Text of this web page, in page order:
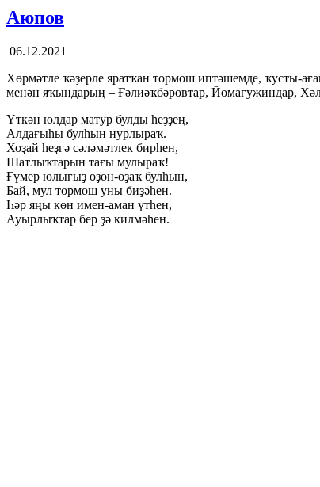
Аюпов
06.12.2021
Хөрмәтле ҡәҙерле яратҡан тормош иптәшемде, ҡусты-
менән яҡындарың – Ғәлиәҡбәровтар, Йомағужиндар,
Үткән юлдар матур булды һеҙҙең,
Алдағыһы булһын нурлыраҡ.
Хоҙай һеҙгә сәләмәтлек бирһен,
Шатлыҡтарын тағы мулыраҡ!
Ғүмер юлығыҙ оҙон-оҙаҡ булһын,
Бай, мул тормош уны биҙәһен.
Һәр яңы көн имен-аман үтһен,
Ауырлыҡтар бер ҙә килмәһен.